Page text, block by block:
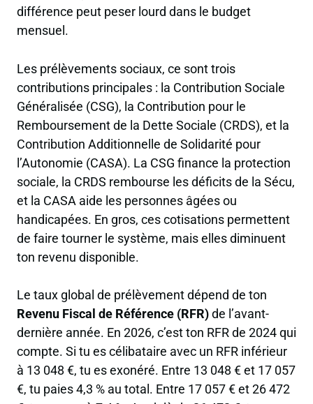
différence peut peser lourd dans le budget
mensuel.
Les prélèvements sociaux, ce sont trois
contributions principales : la Contribution Sociale
Généralisée (CSG), la Contribution pour le
Remboursement de la Dette Sociale (CRDS), et la
Contribution Additionnelle de Solidarité pour
l’Autonomie (CASA). La CSG finance la protection
sociale, la CRDS rembourse les déficits de la Sécu,
et la CASA aide les personnes âgées ou
handicapées. En gros, ces cotisations permettent
de faire tourner le système, mais elles diminuent
ton revenu disponible.
Le taux global de prélèvement dépend de ton
Revenu Fiscal de Référence (RFR)de l’avant-
dernière année. En 2026, c’est ton RFR de 2024 qui
compte. Si tu es célibataire avec un RFR inférieur
à 13 048 €, tu es exonéré. Entre 13 048 € et 17 057
€, tu paies 4,3 % au total. Entre 17 057 € et 26 472